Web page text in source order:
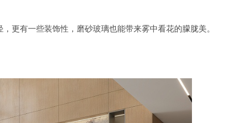
更有一些装饰性，磨砂玻璃也能带来雾中看花的朦胧美。